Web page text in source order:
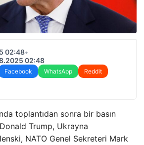
02:48•
02:48
Facebook WhatsApp
Reddit
toplantıdan sonra bir basın
Trump, Ukrayna
NATO Genel Sekreteri Mark